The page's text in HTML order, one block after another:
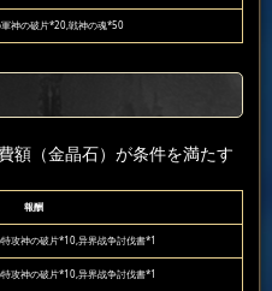
軍神の破片*20,戦神の魂*50
額（金晶石）が条件を満たす
報酬
攻神の破片*10,异界战争討伐書*1
攻神の破片*10,异界战争討伐書*1